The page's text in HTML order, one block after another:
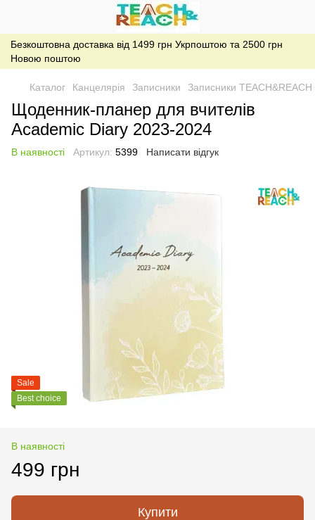
Безкоштовна доставка від 1499 грн Укрпоштою та 2500 грн
Новою поштою
Каталог Канцелярія Записники Записники TEACH&REACH
Щоденник-планер для вчителів
Academic Diary 2023-2024
В наявності Артикул: 5399 Написати відгук
Sale
Best choice
В наявності
499 грн
Купити